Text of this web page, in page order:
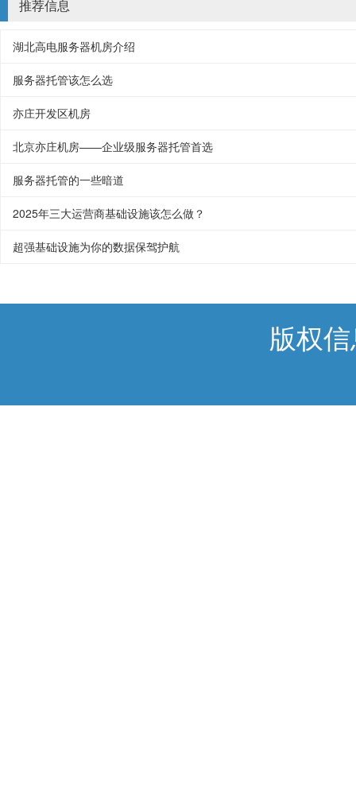
推荐信息
湖北高电服务器机房介绍
服务器托管该怎么选
亦庄开发区机房
北京亦庄机房——企业级服务器托管首选
服务器托管的一些暗道
2025年三大运营商基础设施该怎么做？
超强基础设施为你的数据保驾护航
版权